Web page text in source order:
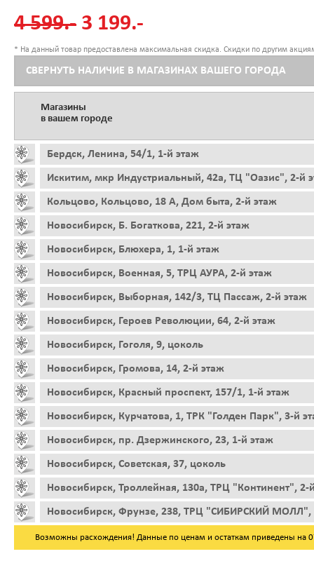
4 599.- 3 199.-
* На данный товар предоставлена максимальная скидка. Скидки по другим
СВЕРНУТЬ НАЛИЧИЕ В МАГАЗИНАХ ВАШЕГО ГОРОДА
Магазины
в вашем городе
Бердск, Ленина, 54/1, 1-й этаж
Искитим, мкр Индустриальный, 42а, ТЦ "Оазис", 2-й
Кольцово, Кольцово, 18 А, Дом быта, 2-й этаж
Новосибирск, Б. Богаткова, 221, 2-й этаж
Новосибирск, Блюхера, 1, 1-й этаж
Новосибирск, Военная, 5, ТРЦ АУРА, 2-й этаж
Новосибирск, Выборная, 142/3, ТЦ Пассаж, 2-й этаж
Новосибирск, Героев Революции, 64, 2-й этаж
Новосибирск, Гоголя, 9, цоколь
Новосибирск, Громова, 14, 2-й этаж
Новосибирск, Красный проспект, 157/1, 1-й этаж
Новосибирск, Курчатова, 1, ТРК "Голден Парк", 3-й
Новосибирск, пр. Дзержинского, 23, 1-й этаж
Новосибирск, Советская, 37, цоколь
Новосибирск, Троллейная, 130а, ТРЦ "Континент", 2-
Новосибирск, Фрунзе, 238, ТРЦ "СИБИРСКИЙ МОЛЛ",
Возможны расхождения! Данные по ценам и остаткам приведены на